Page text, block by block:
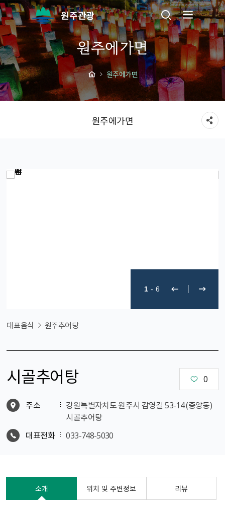
원주관광
원주에가면
원주에가면
원주에가면
1 - 6
대표음식 원주추어탕
시골추어탕 0
주소
강원특별자치도 원주시 감영길 53-14 (중앙동)
시골추어탕
대표전화
033-748-5030
소개 위치 및 주변정보 리뷰